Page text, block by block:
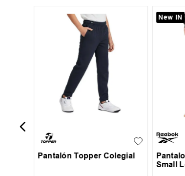
Pantalón Topper Colegial
New IN
Small